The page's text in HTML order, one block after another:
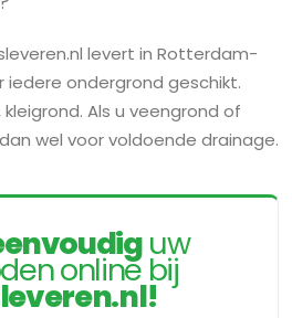
levert in Rotterdam-
iedere ondergrond geschikt.
Als u veengrond of
wel voor voldoende drainage.
uw
online bij